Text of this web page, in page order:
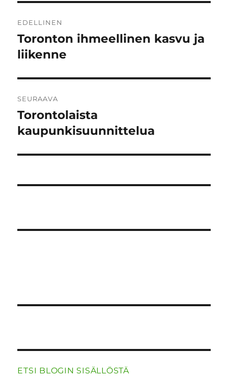
selaus
EDELLINEN
Edellinen
artikkeli:
Toronton ihmeellinen kasvu ja
liikenne
SEURAAVA
Seuraava
artikkeli:
Torontolaista
kaupunkisuunnittelua
ETSI BLOGIN SISÄLLÖSTÄ